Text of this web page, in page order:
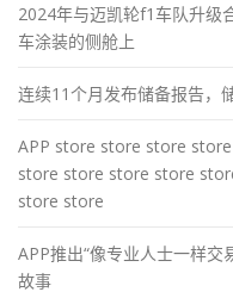
2024年与迈凯轮f1车队升级
车涂装的侧舱上
连续11个月发布储备报告，
APP store store store
store store store store
store store
APP推出“像专业人士一样交
故事